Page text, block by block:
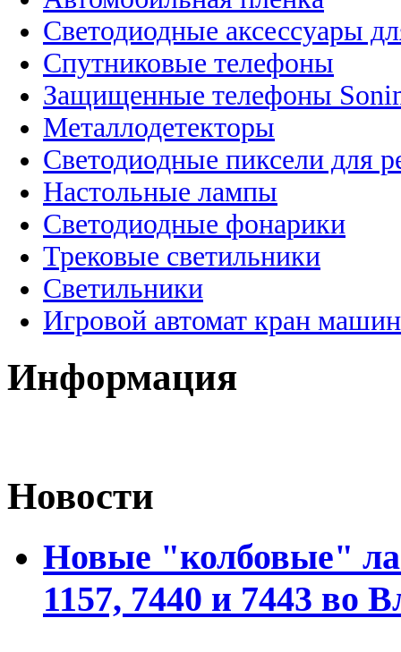
Светодиодные аксессуары
Спутниковые телефоны
Защищенные телефоны
Металлодетекторы
Светодиодные пиксели для
Настольные лампы
Светодиодные фонарики
Трековые светильники
Светильники
Игровой автомат кран
Информация
Новости
Новые "колбовые"
1157, 7440 и 7443 во